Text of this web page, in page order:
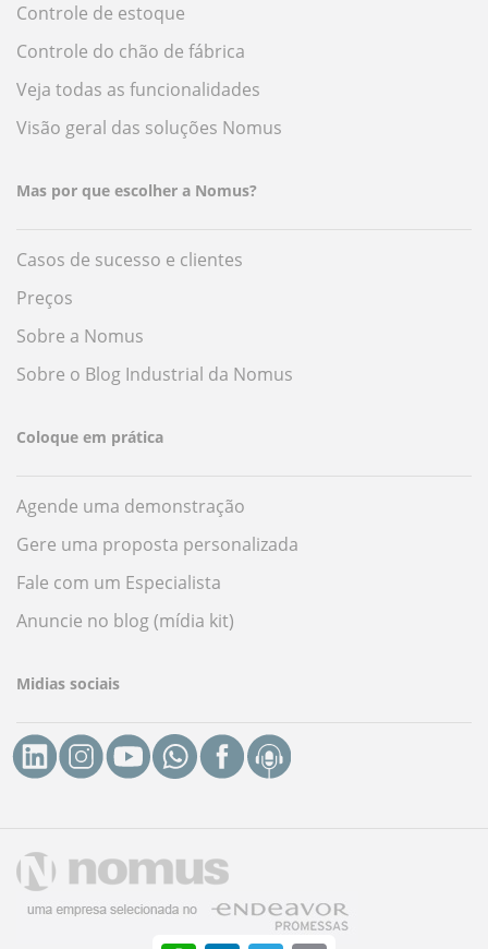
Controle de estoque
Controle do chão de fábrica
Veja todas as funcionalidades
Visão geral das soluções Nomus
Mas por que escolher a Nomus?
Casos de sucesso e clientes
Preços
Sobre a Nomus
Sobre o Blog Industrial da Nomus
Coloque em prática
Agende uma demonstração
Gere uma proposta personalizada
Fale com um Especialista
Anuncie no blog (mídia kit)
Midias sociais